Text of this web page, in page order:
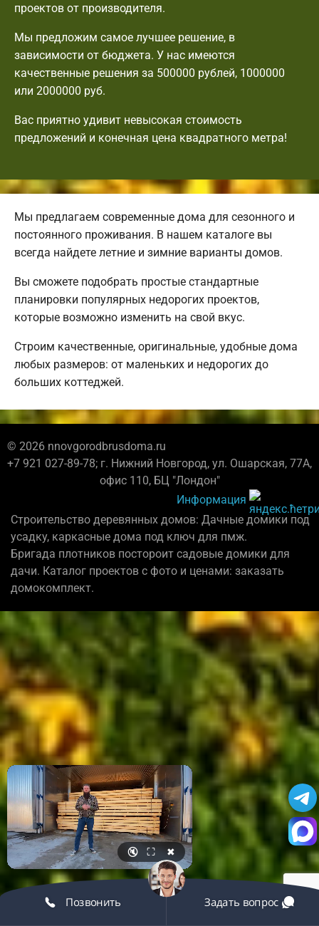
проектов от производителя.
Мы предложим самое лучшее решение, в
зависимости от бюджета. У нас имеются
качественные решения за 500000 рублей, 1000000
или 2000000 руб.
Вас приятно удивит невысокая стоимость
предложений и конечная цена квадратного метра!
Мы предлагаем современные дома для сезонного и
постоянного проживания. В нашем каталоге вы
всегда найдете летние и зимние варианты домов.
Вы сможете подобрать простые стандартные
планировки популярных недорогих проектов,
которые возможно изменить на свой вкус.
Строим качественные, оригинальные, удобные дома
любых размеров: от маленьких и недорогих до
больших коттеджей.
© 2026 nnovgorodbrusdoma.ru
+7 921 027-89-78; г. Нижний Новгород, ул. Ошарская, 77А,
офис 110, БЦ "Лондон"
Информация
Строительство деревянных домов: Дачные домики под
усадку, каркасные дома под ключ для пмж.
Бригада плотников постороит садовые домики для
дачи. Каталог проектов с фото и ценами: заказать
домокомплект.
🔇 ⛶ ✖
Позвонить Задать вопрос